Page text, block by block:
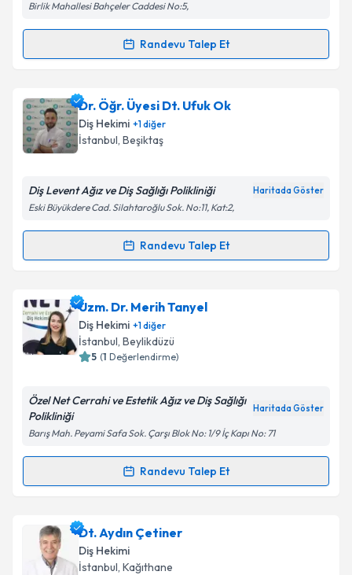
Kişisel verilerimin işlenmesine ilişkinAydınlatma
'ni okudum ve kişisel verilerimin belirtilen
kapsamda işlenmesini kabul ediyorum.
Takvim Talebini Gönder
Birlik Mahallesi Bahçeler Caddesi No:5,
Randevu Talep Et
Randevu Takvimi Talebi
Dt. Sevgi Alagöziçin randevu takvimi talebi
oluşturun. Size bu uzmandan randevu almanız için bir
takvim hazırlandığında e-posta ile bilgilendireceğiz.
Kişisel verilerimin işlenmesine ilişkin
Metni'ni okudum ve kişisel verilerimin belirtilen
Takvim Talebini Gönder
Dr. Öğr. Üyesi Dt. Ufuk Ok
Diş Hekimi +1diğer
İstanbul, Beşiktaş
Diş Levent Ağız ve Diş Sağlığı Polikliniği Haritada Göster
Eski Büyükdere Cad. Silahtaroğlu Sok. No:11, Kat:2,
Randevu Talep Et
Randevu Takvimi Talebi
Dr. Öğr. Üyesi Dt. Ufuk Okiçin randevu takvimi
talebi oluşturun. Size bu uzmandan randevu almanız
için bir takvim hazırlandığında e-posta ile
bilgilendireceğiz.
Kişisel verilerimin işlenmesine ilişkinAydınlatma
'ni okudum ve kişisel verilerimin belirtilen
Takvim Talebini Gönder
Uzm. Dr. Merih Tanyel
Diş Hekimi +1diğer
İstanbul, Beylikdüzü
5 (1 Değerlendirme)
Özel Net Cerrahi ve Estetik Ağız ve Diş Sağlığı
Polikliniği
Haritada Göster
Barış Mah. Peyami Safa Sok. Çarşı Blok No: 1/9 İç Kapı No: 71
Randevu Talep Et
Randevu Takvimi Talebi
Uzm. Dr. Merih Tanyeliçin randevu takvimi talebi
oluşturun. Size bu uzmandan randevu almanız için bir
takvim hazırlandığında e-posta ile bilgilendireceğiz.
Dt. Aydın Çetiner
Diş Hekimi
İstanbul, Kağıthane